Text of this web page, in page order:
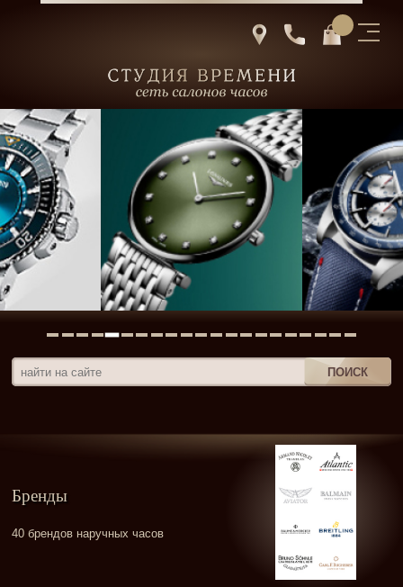
Бренды
40 брендов наручных часов